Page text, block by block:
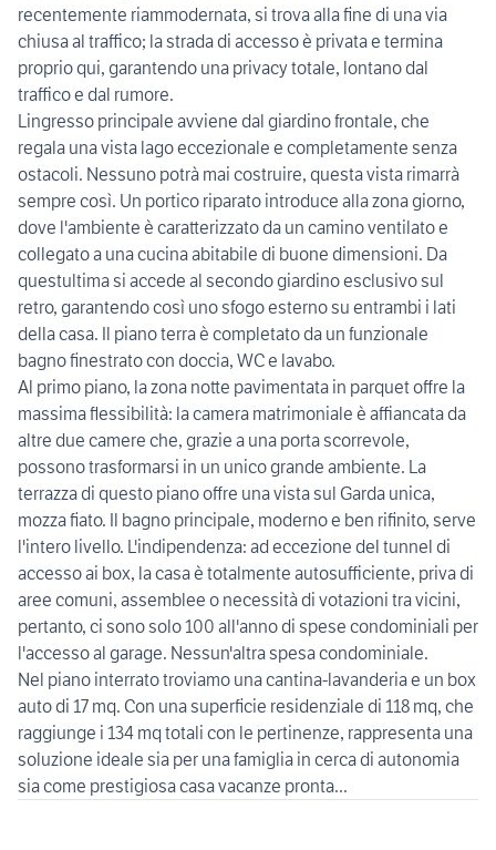
recentemente riammodernata, si trova alla fine di una via
chiusa al traffico; la strada di accesso è privata e termina
proprio qui, garantendo una privacy totale, lontano dal
traffico e dal rumore.
Lingresso principale avviene dal giardino frontale, che
regala una vista lago eccezionale e completamente senza
ostacoli. Nessuno potrà mai costruire, questa vista rimarrà
sempre così. Un portico riparato introduce alla zona giorno,
dove l'ambiente è caratterizzato da un camino ventilato e
collegato a una cucina abitabile di buone dimensioni. Da
questultima si accede al secondo giardino esclusivo sul
retro, garantendo così uno sfogo esterno su entrambi i lati
della casa. Il piano terra è completato da un funzionale
bagno finestrato con doccia, WC e lavabo.
Al primo piano, la zona notte pavimentata in parquet offre la
massima flessibilità: la camera matrimoniale è affiancata da
altre due camere che, grazie a una porta scorrevole,
possono trasformarsi in un unico grande ambiente. La
terrazza di questo piano offre una vista sul Garda unica,
mozza fiato. Il bagno principale, moderno e ben rifinito, serve
l'intero livello. L'indipendenza: ad eccezione del tunnel di
accesso ai box, la casa è totalmente autosufficiente, priva di
aree comuni, assemblee o necessità di votazioni tra vicini,
pertanto, ci sono solo 100 all'anno di spese condominiali per
l'accesso al garage. Nessun'altra spesa condominiale.
Nel piano interrato troviamo una cantina-lavanderia e un box
auto di 17 mq. Con una superficie residenziale di 118 mq, che
raggiunge i 134 mq totali con le pertinenze, rappresenta una
soluzione ideale sia per una famiglia in cerca di autonomia
sia come prestigiosa casa vacanze pronta...